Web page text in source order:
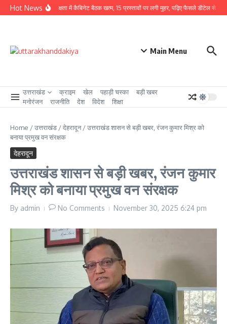
Skip to content
Hot News
CM धामी की अध्यक्षता में कैबिनेट बैठक खत्म, 15 प्रस्तावों पर लगी मुहर, पढ़िए फैसले डीटेल से
Main Menu
उत्तराखंड क्राइम खेल पहाड़ी चस्का
बड़ी खबर
मनोरंजन
राजनीति देश विदेश शिक्षा
Home /उत्तराखंड /देहरादून/उत्तराखंड शासन से बड़ी खबर, रंजन कुमार मिश्र को
बनाया प्रमुख वन संरक्षक
देहरादून
उत्तराखंड शासन से बड़ी खबर, रंजन कुमार
मिश्र को बनाया प्रमुख वन संरक्षक
By admin No Comments November 30, 2025 6:24 pm